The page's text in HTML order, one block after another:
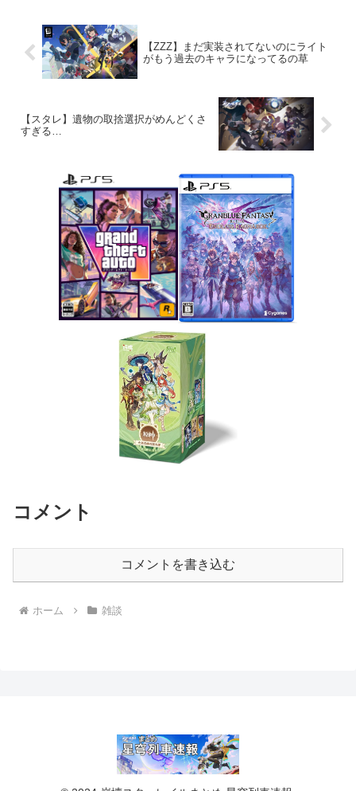
【ZZZ】まだ実装されてないのにライト
がもう過去のキャラになってるの草
【スタレ】遺物の取捨選択がめんどくさ
すぎる…
コメント
コメントを書き込む
ホーム 雑談